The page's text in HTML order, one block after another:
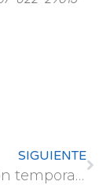
SIGUIENTE
Exposición temporal de paneles divulgativos de la Dirección General de Biodiversidad y Gestión Forestal de la Consejería de Medio Ambiente, Agricultura e Interior de la Comunidad de Madrid